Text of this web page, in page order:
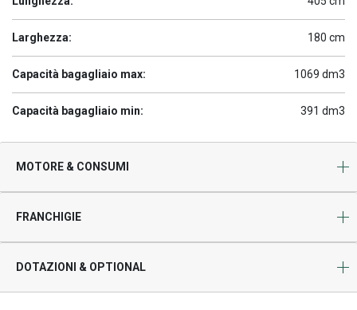
Larghezza: 180 cm
Capacità bagagliaio max: 1069 dm3
Capacità bagagliaio min: 391 dm3
MOTORE & CONSUMI
FRANCHIGIE
DOTAZIONI & OPTIONAL